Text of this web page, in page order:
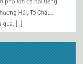
phố lớn đã nổi tiếng
Hải, Tô Châu…
[…]